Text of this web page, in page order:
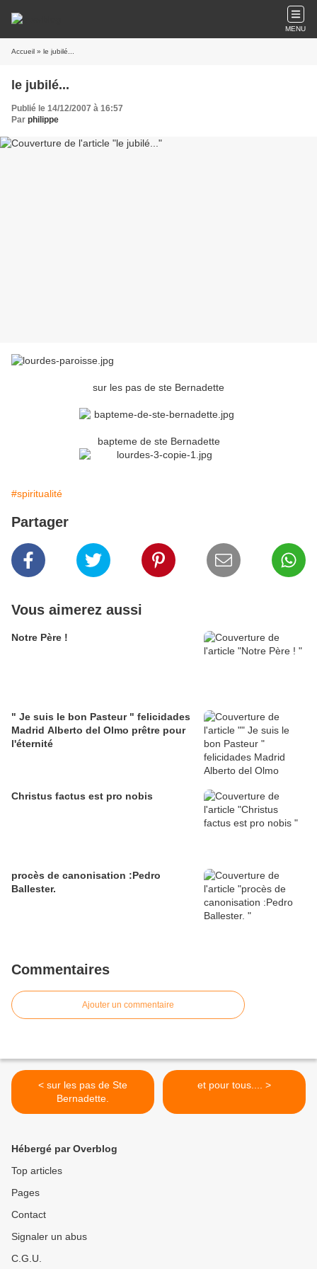
MENU
Accueil » le jubilé...
le jubilé...
Publié le 14/12/2007 à 16:57
Par philippe
sur les pas de ste Bernadette
bapteme de ste Bernadette
#spiritualité
Partager
Vous aimerez aussi
Notre Père !
" Je suis le bon Pasteur " felicidades
Madrid Alberto del Olmo prêtre pour
l'éternité
Christus factus est pro nobis
procès de canonisation :Pedro
Ballester.
Commentaires
Ajouter un commentaire
< sur les pas de Ste
Bernadette.
et pour tous.... >
Hébergé par Overblog
Top articles
Pages
Contact
Signaler un abus
C.G.U.